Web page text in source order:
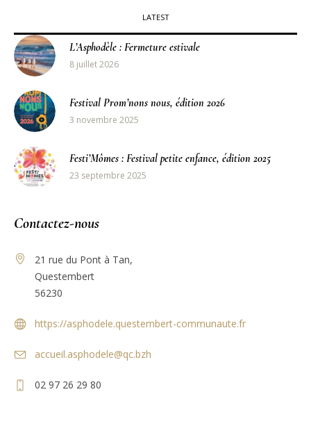
LATEST
L’Asphodèle : Fermeture estivale
8 juillet 2026
Festival Prom’nons nous, édition 2026
3 novembre 2025
Festi’Mômes : Festival petite enfance, édition 2025
23 septembre 2025
Contactez-nous
21 rue du Pont à Tan,
Questembert
56230
https://asphodele.questembert-communaute.fr
accueil.asphodele@qc.bzh
02 97 26 29 80